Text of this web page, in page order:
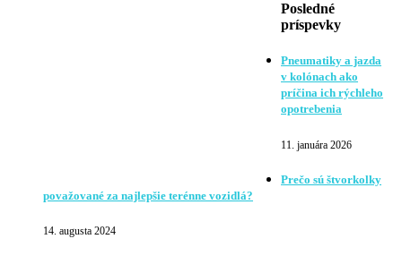
Posledné
príspevky
Pneumatiky a jazda
v kolónach ako
príčina ich rýchleho
opotrebenia
11. januára 2026
Prečo sú štvorkolky
považované za najlepšie terénne vozidlá?
14. augusta 2024